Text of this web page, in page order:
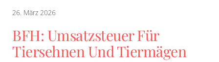
26. März 2026
BFH: Umsatzsteuer Für
Tiersehnen Und Tiermägen